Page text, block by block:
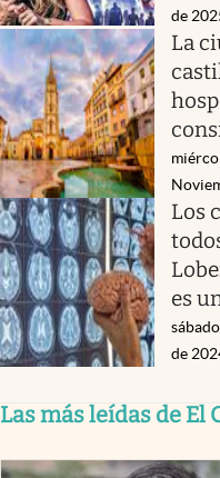
de
La
Los
es
de
Las más leídas de El